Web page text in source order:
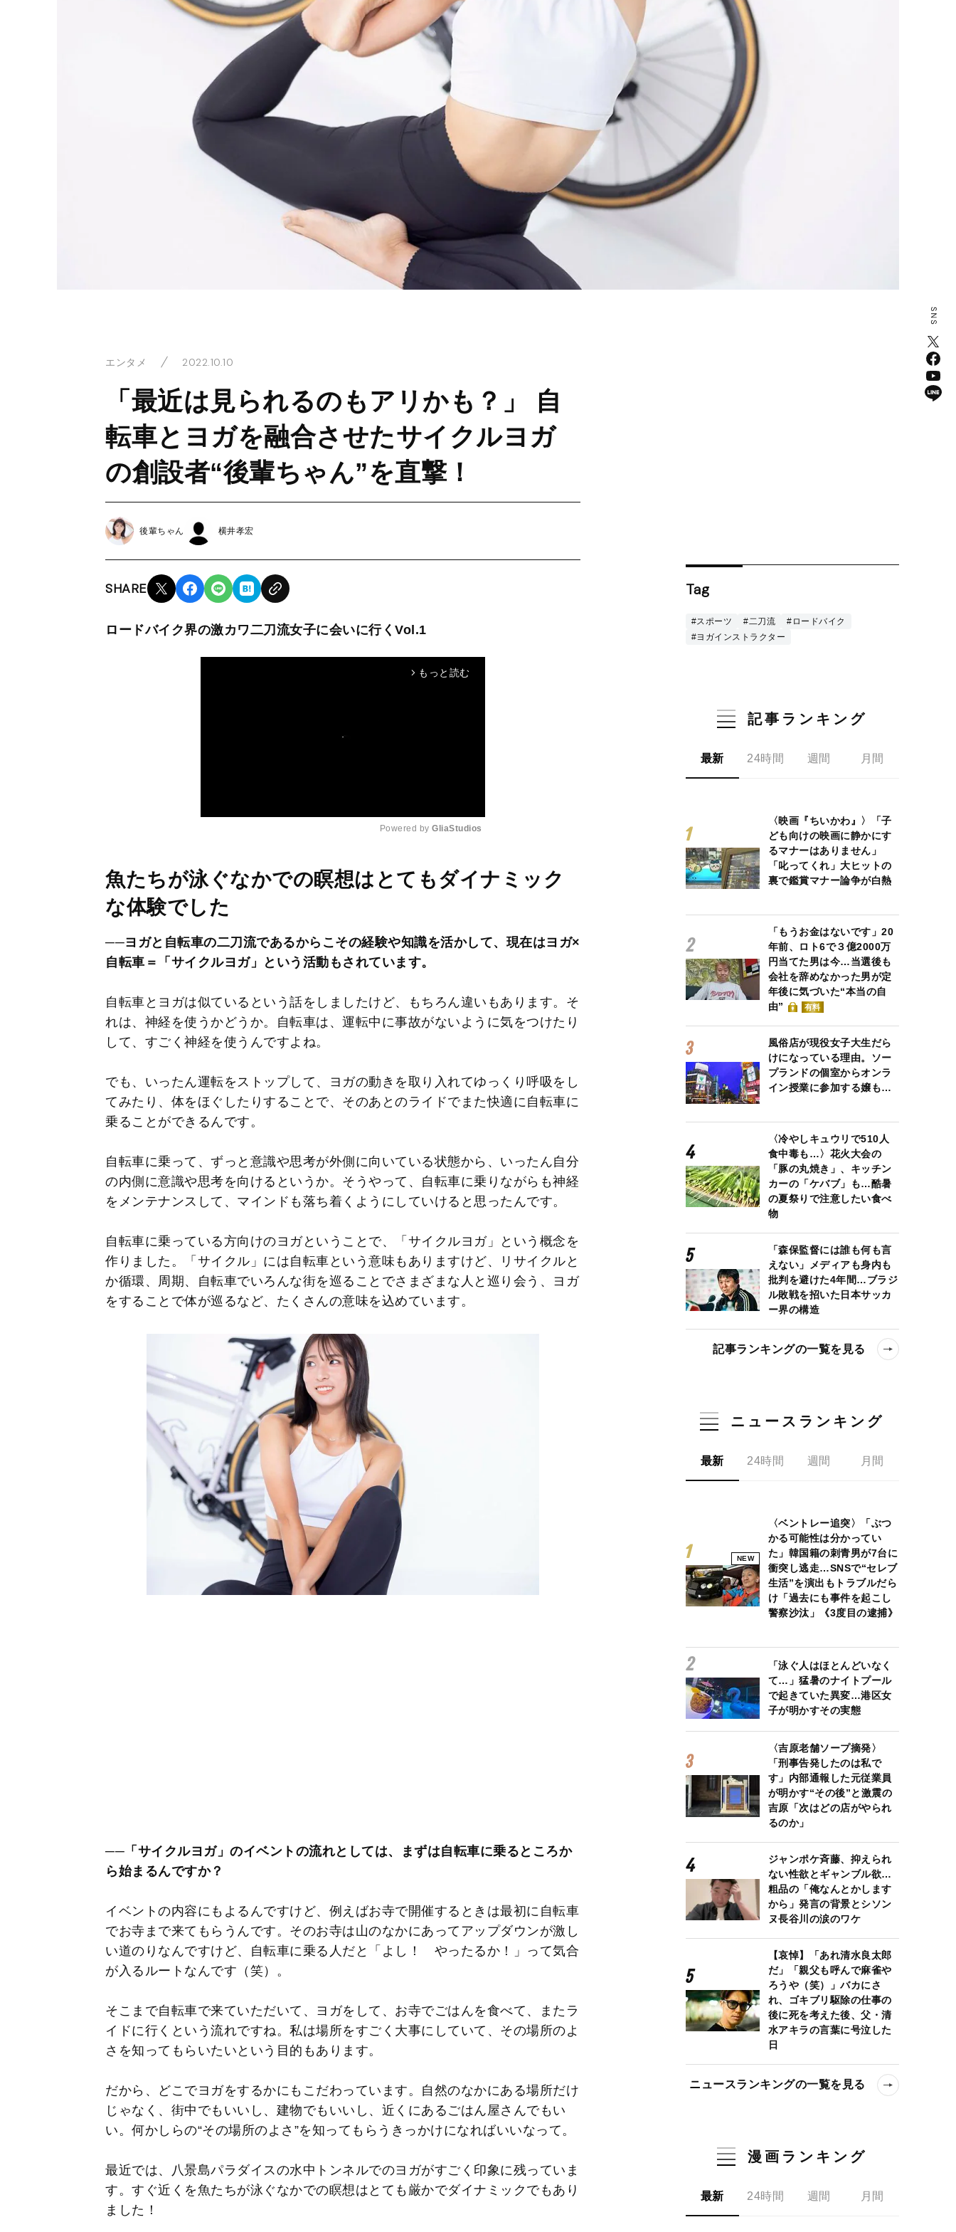
エンタメ 2022.10.10
「最近は見られるのもアリかも？」 自
転車とヨガを融合させたサイクルヨガ
の創設者“後輩ちゃん”を直撃！
後輩ちゃん 横井孝宏
SHARE
ロードバイク界の激カワ二刀流女子に会いに行くVol.1
arrow_forward_ios もっと読む
u
Powered by GliaStudios
魚たちが泳ぐなかでの瞑想はとてもダイナミック
な体験でした
──ヨガと自転車の二刀流であるからこその経験や知識を活かして、現在はヨガ×
自転車＝「サイクルヨガ」という活動もされています。
自転車とヨガは似ているという話をしましたけど、もちろん違いもあります。そ
れは、神経を使うかどうか。自転車は、運転中に事故がないように気をつけたり
して、すごく神経を使うんですよね。
でも、いったん運転をストップして、ヨガの動きを取り入れてゆっくり呼吸をし
てみたり、体をほぐしたりすることで、そのあとのライドでまた快適に自転車に
乗ることができるんです。
自転車に乗って、ずっと意識や思考が外側に向いている状態から、いったん自分
の内側に意識や思考を向けるというか。そうやって、自転車に乗りながらも神経
をメンテナンスして、マインドも落ち着くようにしていけると思ったんです。
自転車に乗っている方向けのヨガということで、「サイクルヨガ」という概念を
作りました。「サイクル」には自転車という意味もありますけど、リサイクルと
か循環、周期、自転車でいろんな街を巡ることでさまざまな人と巡り会う、ヨガ
をすることで体が巡るなど、たくさんの意味を込めています。
──「サイクルヨガ」のイベントの流れとしては、まずは自転車に乗るところか
ら始まるんですか？
イベントの内容にもよるんですけど、例えばお寺で開催するときは最初に自転車
でお寺まで来てもらうんです。そのお寺は山のなかにあってアップダウンが激し
い道のりなんですけど、自転車に乗る人だと「よし！ やったるか！」って気合
が入るルートなんです（笑）。
そこまで自転車で来ていただいて、ヨガをして、お寺でごはんを食べて、またラ
イドに行くという流れですね。私は場所をすごく大事にしていて、その場所のよ
さを知ってもらいたいという目的もあります。
だから、どこでヨガをするかにもこだわっています。自然のなかにある場所だけ
じゃなく、街中でもいいし、建物でもいいし、近くにあるごはん屋さんでもい
い。何かしらの“その場所のよさ”を知ってもらうきっかけになればいいなって。
最近では、八景島パラダイスの水中トンネルでのヨガがすごく印象に残っていま
す。すぐ近くを魚たちが泳ぐなかでの瞑想はとても厳かでダイナミックでもあり
ました！
Tag
#スポーツ #二刀流
#ロードバイク
#ヨガインストラクター
記事ランキング
最新 24時間 週間 月間
〈映画『ちいかわ』〉「子
ども向けの映画に静かにす
るマナーはありません」
「叱ってくれ」大ヒットの
裏で鑑賞マナー論争が白熱
「もうお金はないです」20
年前、ロト6で３億2000万
円当てた男は今…当選後も
会社を辞めなかった男が定
年後に気づいた“本当の自
由”
有料
風俗店が現役女子大生だら
けになっている理由。ソー
プランドの個室からオンラ
イン授業に参加する嬢も…
〈冷やしキュウリで510人
食中毒も…〉花火大会の
「豚の丸焼き」、キッチン
カーの「ケバブ」も…酷暑
の夏祭りで注意したい食べ
物
「森保監督には誰も何も言
えない」メディアも身内も
批判を避けた4年間…ブラジ
ル敗戦を招いた日本サッカ
ー界の構造
記事ランキングの一覧を見る
ニュースランキング
最新 24時間 週間 月間
NEW
〈ベントレー追突〉「ぶつ
かる可能性は分かってい
た」韓国籍の刺青男が7台に
衝突し逃走…SNSで“セレブ
生活”を演出もトラブルだら
け「過去にも事件を起こし
警察沙汰」《3度目の逮捕》
「泳ぐ人はほとんどいなく
て…」猛暑のナイトプール
で起きていた異変…港区女
子が明かすその実態
〈吉原老舗ソープ摘発〉
「刑事告発したのは私で
す」内部通報した元従業員
が明かす“その後”と激震の
吉原「次はどの店がやられ
るのか」
ジャンポケ斉藤、抑えられ
ない性欲とギャンブル欲…
粗品の「俺なんとかします
から」発言の背景とシソン
ヌ長谷川の涙のワケ
【哀悼】「あれ清水良太郎
だ」「親父も呼んで麻雀や
ろうや（笑）」バカにさ
れ、ゴキブリ駆除の仕事の
後に死を考えた後、父・清
水アキラの言葉に号泣した
日
ニュースランキングの一覧を見る
漫画ランキング
最新 24時間 週間 月間